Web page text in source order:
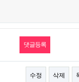
수정 삭제